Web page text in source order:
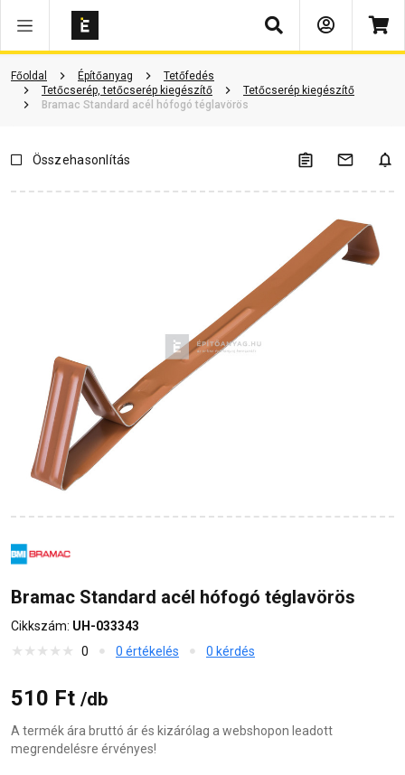
Keresés
Főoldal Építőanyag
Tetőfedés
Tetőcserép, tetőcserép kiegészítő
Tetőcserép kiegészítő
Bramac Standard acél hófogó téglavörös
Vásárlói vélemények Kérdések és válaszok Kapcsolódó cikkek
Összehasonlítás
Bramac Standard acél hófogó téglavörös
Cikkszám: UH-033343
0
0 értékelés 0 kérdés
510 Ft /db
A termék ára bruttó ár és kizárólag a webshopon leadott
megrendelésre érvényes!